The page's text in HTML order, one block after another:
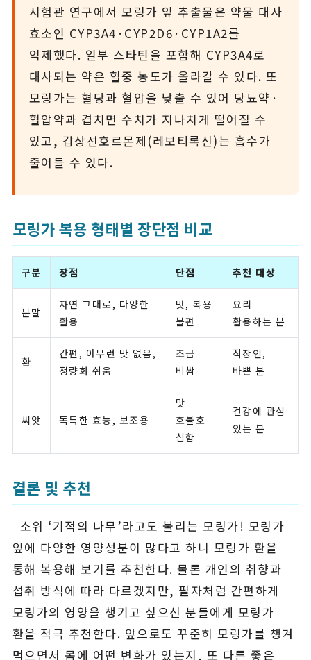
시험관 연구에서 모링가 잎 추출물은 약물 대사
효소인 CYP3A4·CYP2D6·CYP1A2를
억제했다. 일부 스타틴을 포함해 CYP3A4로
대사되는 약은 혈중 농도가 올라갈 수 있다. 또
모링가는 혈당과 혈압을 낮출 수 있어 당뇨약·
혈압약과 겹치면 수치가 지나치게 떨어질 수
있고, 갑상선호르몬제(레보티록신)는 흡수가
줄어들 수 있다.
모링가 복용 형태별 장단점 비교
구분 장점 단점 추천 대상
분말
자연 그대로, 다양한
활용
맛, 복용
불편
요리
활용하는 분
환
간편, 아무런 맛 없음,
정량화 쉬움
조금
비쌈
직장인,
바쁜 분
씨앗 독특한 효능, 보조용
맛
호불호
심함
건강에 관심
있는 분
결론 및 추천
소위 ‘기적의 나무’라고도 불리는 모링가! 모링가
잎에 다양한 영양성분이 많다고 하니 모링가 환을
통해 복용해 보기를 추천한다. 물론 개인의 취향과
섭취 방식에 따라 다르겠지만, 필자처럼 간편하게
모링가의 영양을 챙기고 싶으신 분들에게 모링가
환을 적극 추천한다. 앞으로도 꾸준히 모링가를 챙겨
먹으면서 몸에 어떤 변화가 있는지, 또 다른 좋은